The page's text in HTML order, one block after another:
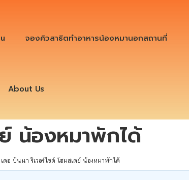
จองคิวสาธิตทำอาหารน้องหมานอกสถานที่
About Us
น้องหมาพักได้
ดอ ปันนา ริเวอร์ไซด์ โฮมสเตย์ น้องหมาพักได้